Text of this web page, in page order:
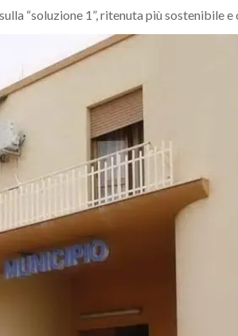
“soluzione 1”, ritenuta più sostenibile